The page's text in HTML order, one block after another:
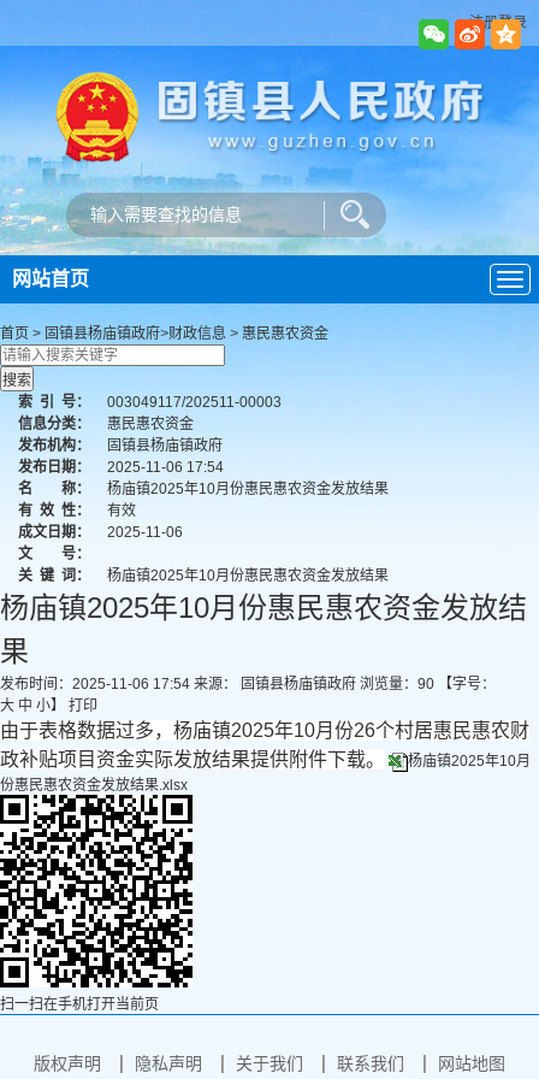
注册登录
导
航
网站首页
首页 > 固镇县杨庙镇政府>财政信息 > 惠民惠农资金
索 引 号：
003049117/202511-00003
信息分类：
惠民惠农资金
发布机构：
固镇县杨庙镇政府
发布日期：
2025-11-06 17:54
名 称：
杨庙镇2025年10月份惠民惠农资金发放结果
有 效 性：
有效
成文日期：
2025-11-06
文 号：
关 键 词： 杨庙镇2025年10月份惠民惠农资金发放结果
杨庙镇2025年10月份惠民惠农资金发放结
果
发布时间：2025-11-06 17:54 来源： 固镇县杨庙镇政府 浏览量： 90
【字号：
大 中 小】 打印
由于表格数据过多，杨庙镇2025年10月份26个村居惠民惠农财
政补贴项目资金实际发放结果提供附件下载。
杨庙镇2025年10月
份惠民惠农资金发放结果.xlsx
扫一扫在手机打开当前页
版权声明 隐私声明 关于我们 联系我们 网站地图